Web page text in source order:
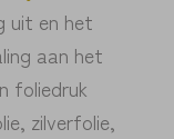
uit en het
aan het
foliedruk
zilverfolie,